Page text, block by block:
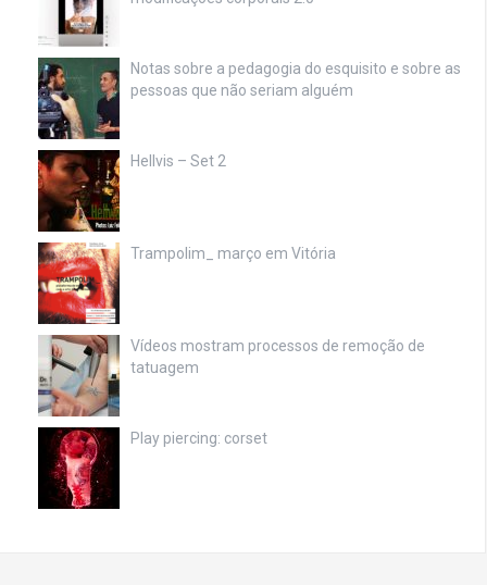
Notas sobre a pedagogia do esquisito e sobre as
pessoas que não seriam alguém
Hellvis – Set 2
Trampolim_ março em Vitória
Vídeos mostram processos de remoção de
tatuagem
Play piercing: corset